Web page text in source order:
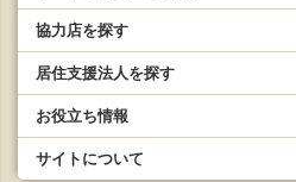
協力店を探す
居住支援法人を探す
お役立ち情報
サイトについて